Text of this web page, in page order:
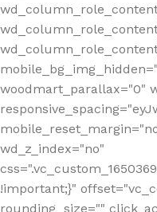
woodmart_parallax="0"
wd_z_index="no"
!important;}"
rounding_size=""